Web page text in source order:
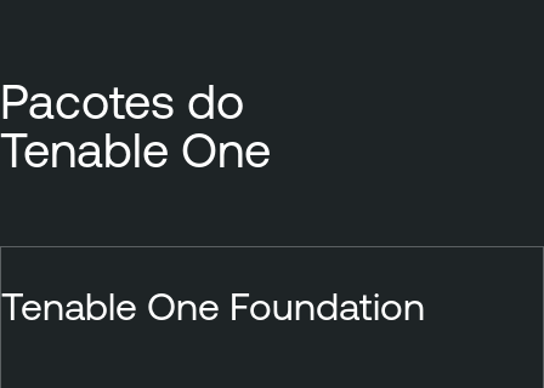
Pacotes do
Tenable One
Tenable One Foundation